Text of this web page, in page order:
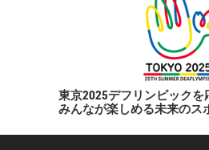
東京2025デフリンピックを
みんなが楽しめる未来のス